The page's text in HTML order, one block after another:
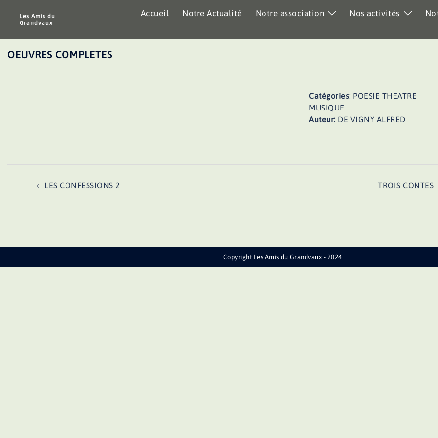
Les Amis du
Grandvaux
Accueil Notre Actualité Notre association Nos activités
OEUVRES COMPLETES
Catégories: POESIE THEATRE
MUSIQUE
Auteur: DE VIGNY ALFRED
LES CONFESSIONS 2 TROIS CONTES
Copyright Les Amis du Grandvaux - 2024